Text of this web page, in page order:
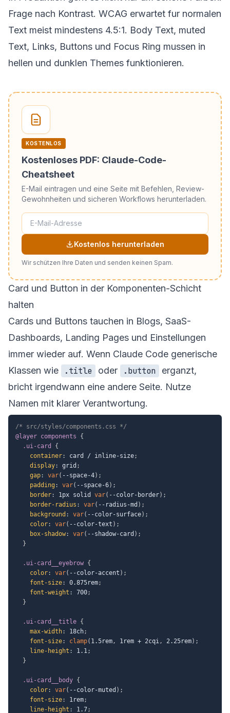
Frage nach Kontrast. WCAG erwartet fur normalen
Text meist mindestens 4.5:1. Body Text, muted
Text, Links, Buttons und Focus Ring mussen in
hellen und dunklen Themes funktionieren.
KOSTENLOS
Kostenloses PDF: Claude-Code-
Cheatsheet
E-Mail eintragen und eine Seite mit Befehlen, Review-
Gewohnheiten und sicheren Workflows herunterladen.
Kostenlos herunterladen
Wir schützen Ihre Daten und senden keinen Spam.
Card und Button in der Komponenten-Schicht
halten
Cards und Buttons tauchen in Blogs, SaaS-
Dashboards, Landing Pages und Einstellungen
immer wieder auf. Wenn Claude Code generische
Klassen wie
.title oder .button
erganzt,
bricht irgendwann eine andere Seite. Nutze
Namen mit klarer Verantwortung.
/* src/styles/components.css */
@layer components
{
.ui-card
{
container: card / inline-size;
display: grid ;
gap: var( --space-4) ;
padding: var( --space-6) ;
border: 1px solid var( --color-border) ;
border-radius : var( --radius-md ) ;
background : var( --color-surface) ;
color: var( --color-text ) ;
box-shadow: var( --shadow-card ) ;
}
.ui-card__eyebrow {
color: var( --color-accent ) ;
font-size: 0.875rem;
font-weight : 700;
}
.ui-card__title {
max-width: 18ch;
font-size: clamp( 1.5rem, 1rem + 2cqi, 2.25rem) ;
line-height : 1.1;
}
.ui-card__body {
color: var( --color-muted ) ;
font-size: 1rem;
line-height : 1.7;